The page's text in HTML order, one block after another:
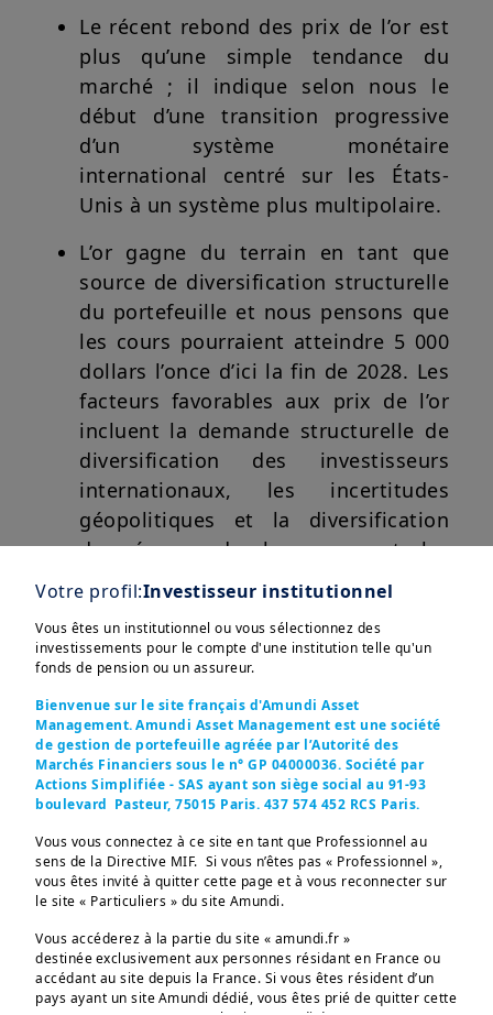
Le récent rebond des prix de l’or est
plus qu’une simple tendance du
marché ; il indique selon nous le
début d’une transition progressive
d’un système monétaire
international centré sur les États-
Unis à un système plus multipolaire.
L’or gagne du terrain en tant que
source de diversification structurelle
du portefeuille et nous pensons que
les cours pourraient atteindre 5 000
dollars l’once d’ici la fin de 2028. Les
facteurs favorables aux prix de l’or
incluent la demande structurelle de
diversification des investisseurs
internationaux, les incertitudes
géopolitiques et la diversification
des réserves des banques centrales
en période de faiblesse du dollar.
En savoir plus
Afficher plus
Votre profil:Investisseur institutionnel
Vous êtes un institutionnel ou vous sélectionnez des
investissements pour le compte d'une institution telle qu'un
fonds de pension ou un assureur.
Bienvenue sur le site français d'Amundi Asset
Management. Amundi Asset Management est une société
de gestion de portefeuille agréée par l’Autorité des
Marchés Financiers sous le n° GP 04000036. Société par
Actions Simplifiée - SAS ayant son siège social au 91-93
boulevard Pasteur, 75015 Paris. 437 574 452 RCS Paris.
Vous vous connectez à ce site en tant que Professionnel au
sens de la Directive MIF. Si vous n’êtes pas « Professionnel »,
vous êtes invité à quitter cette page et à vous reconnecter sur
le site « Particuliers » du site Amundi.
Vous accéderez à la partie du site « amundi.fr »
destinée exclusivement aux personnes résidant en France ou
accédant au site depuis la France. Si vous êtes résident d’un
pays ayant un site Amundi dédié, vous êtes prié de quitter cette
Ces informations sont destinées exclusivement aux
investisseurs “Professionnels” au sens de la Directive
2004/39/CE du 21 avril 2004 « MIF »  et des articles 314-4
et suivants du Règlement Général de l’AMF. Elles ne
s’adressent pas au grand public ou aux particuliers non-
professionnels au sens de toute règlementation locale, ni
aux “US Persons”, telle que cette expression est définie
par la «Regulation S» de la Securities and Exchange
Les informations non-contractuelles ne constituent en
aucun cas une offre d’achat, une sollicitation de vente ou
un conseil en investissement dans les OPCVM, fonds et